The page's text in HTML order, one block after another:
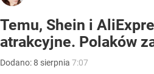
Temu, Shein i
atrakcyjne. Polaków
Dodano:8 sierpnia 7:07